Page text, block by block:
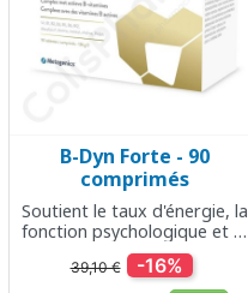
B-Dyn Forte - 90
comprimés
Soutient le taux d'énergie, la
fonction psychologique et le
système nerveux
39,10 € -16%